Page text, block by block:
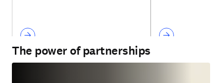
The power of partnerships